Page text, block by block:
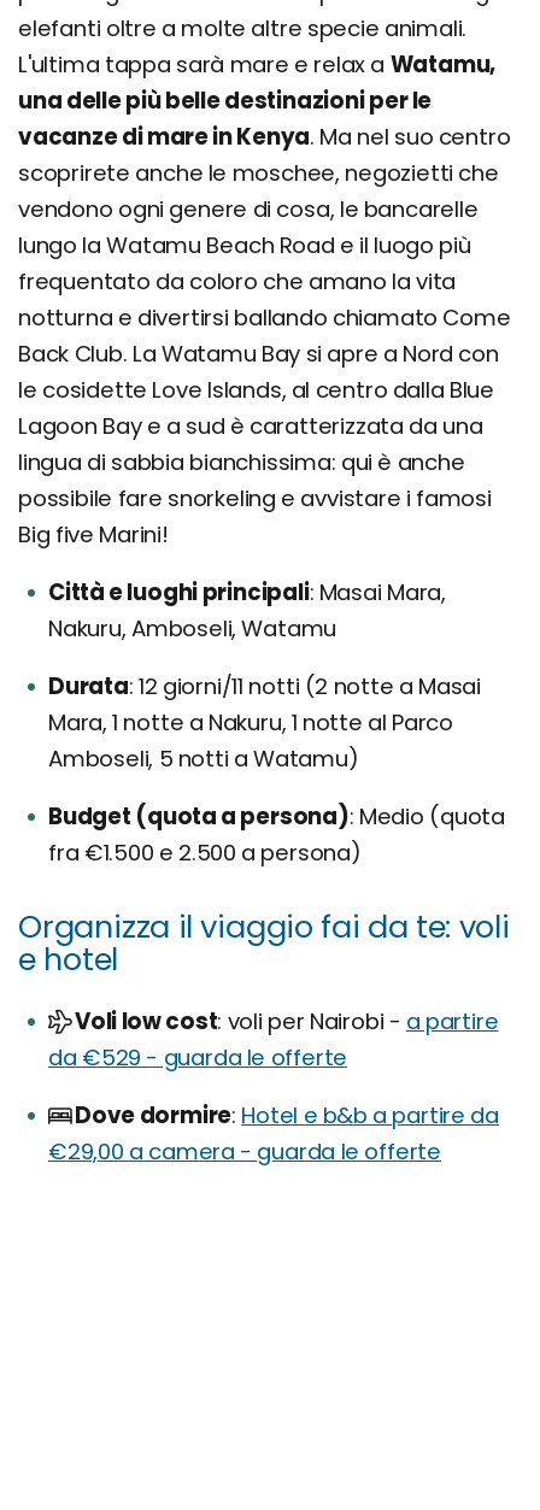
elefanti oltre a molte altre specie animali.
L'ultima tappa sarà mare e relax a Watamu,
una delle più belle destinazioni per le
vacanze di mare in Kenya. Ma nel suo centro
scoprirete anche le moschee, negozietti che
vendono ogni genere di cosa, le bancarelle
lungo la Watamu Beach Road e il luogo più
frequentato da coloro che amano la vita
notturna e divertirsi ballando chiamato Come
Back Club. La Watamu Bay si apre a Nord con
le cosidette Love Islands, al centro dalla Blue
Lagoon Bay e a sud è caratterizzata da una
lingua di sabbia bianchissima: qui è anche
possibile fare snorkeling e avvistare i famosi
Big five Marini!
Città e luoghi principali Masai Mara,
Nakuru, Amboseli, Watamu
Durata 12 giorni/11 notti (2 notte a Masai
Mara, 1 notte a Nakuru, 1 notte al Parco
Amboseli, 5 notti a Watamu)
Budget (quota a persona) Medio (quota
fra €1.500 e 2.500 a persona)
Organizza il viaggio fai da te: voli
e hotel
Voli low cost voli per Nairobi - a partire
da €529 - guarda le offerte
Dove dormire Hotel e b&b a partire da
€29,00 a camera - guarda le offerte